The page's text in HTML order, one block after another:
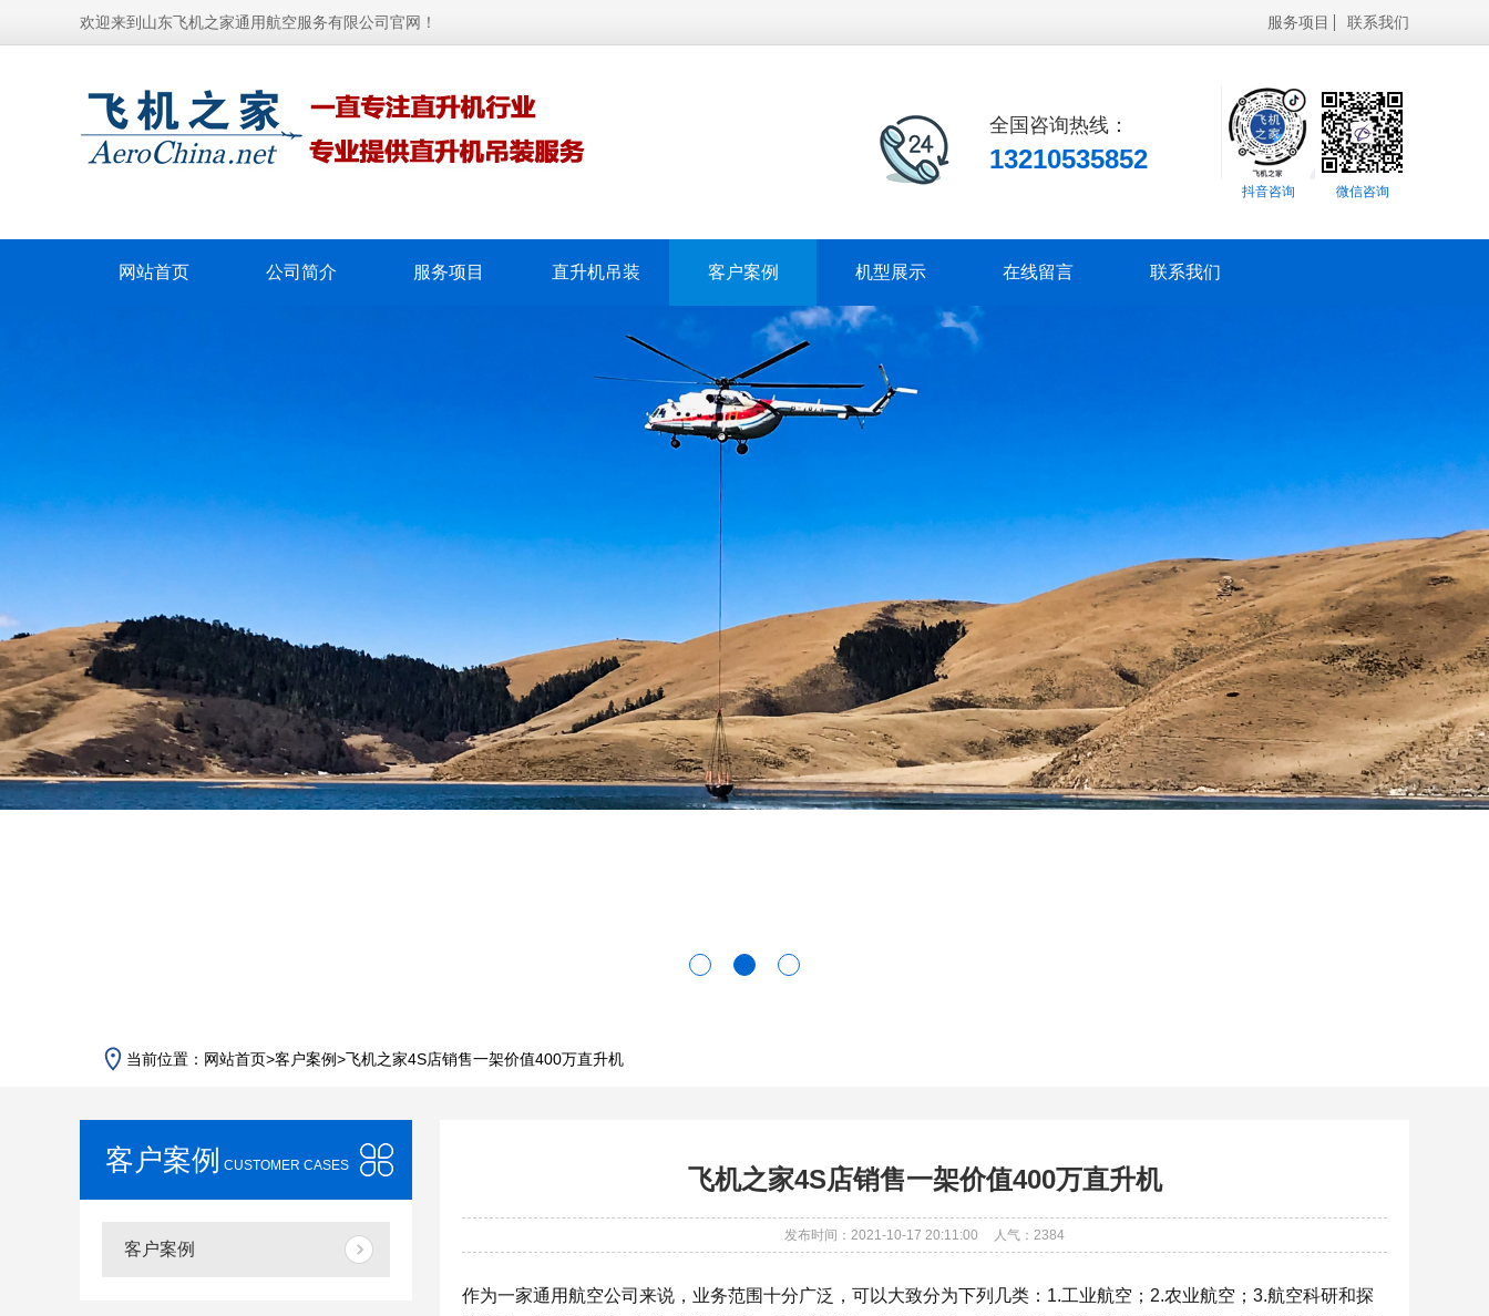
欢迎来到山东飞机之家通用航空服务有限公司官网！ 服务项目 联系我们
微信咨询
抖音咨询
全国咨询热线：
13210535852
网站首页 公司简介 服务项目 直升机吊装 客户案例 机型展示 在线留言 联系我们
当前位置： 网站首页>客户案例>飞机之家4S店销售一架价值400万直升机
客户案例 CUSTOMER CASES
客户案例
飞机之家4S店销售一架价值400万直升机
发布时间：2021-10-17 20:11:00 人气： 2384
作为一家通用航空公司来说，业务范围十分广泛，可以大致分为下列几类：1.工业航空；2.农业航空；3.航空科研和探